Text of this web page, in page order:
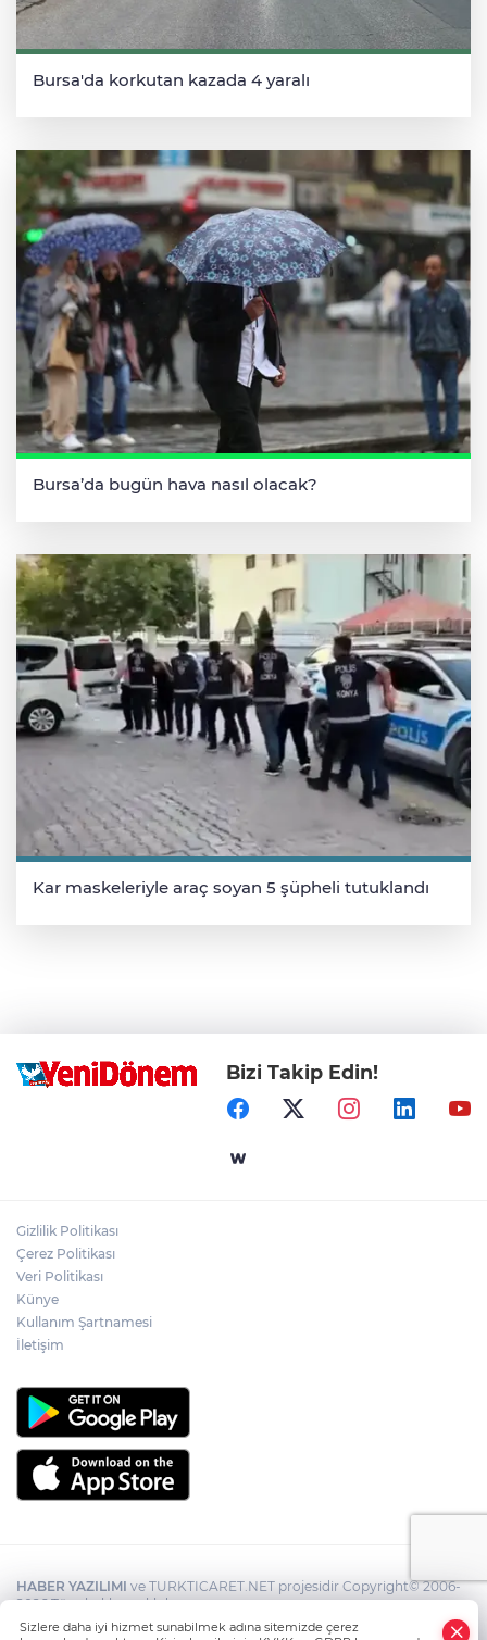
Bursa'da korkutan kazada 4 yaralı
Bursa’da bugün hava nasıl olacak?
Kar maskeleriyle araç soyan 5 şüpheli tutuklandı
Bizi Takip Edin!
Gizlilik Politikası
Çerez Politikası
Veri Politikası
Künye
Kullanım Şartnamesi
İletişim
HABER YAZILIMI ve TURKTICARET.NET projesidir Copyright© 2006-
2026 Tüm hakları saklıdır.
Sizlere daha iyi hizmet sunabilmek adına sitemizde çerez